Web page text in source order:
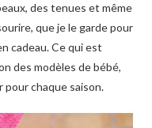
des tenues et même
que je le garde pour
cadeau. Ce qui est
des modèles de bébé,
pour chaque saison.